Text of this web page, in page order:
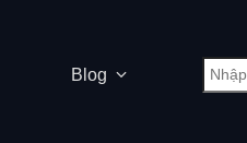
Blog